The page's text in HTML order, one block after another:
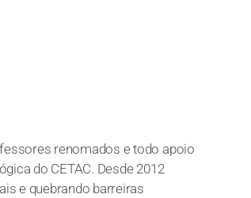
renomados e todo apoio
do CETAC. Desde 2012
e quebrando barreiras